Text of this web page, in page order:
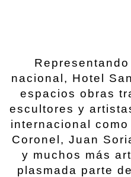
nacional, Hotel
espacios obras
escultores y
internacional
Coronel, Juan
y muchos más
plasmada parte